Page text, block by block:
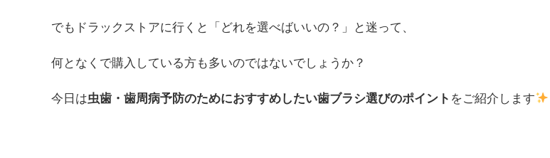
でもドラックストアに行くと「どれを選べばいいの？」と迷って、
何となくで購入している方も多いのではないでしょうか？
今日は虫歯・歯周病予防のためにおすすめしたい歯ブラシ選びのポイント をご紹介します